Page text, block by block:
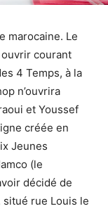
marocaine. Le
ouvrir courant
4 Temps, à la
n’ouvrira
et Youssef
créée en
Jeunes
(le
décidé de
rue Louis le